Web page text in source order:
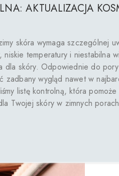
AKTUALIZACJA
skóra wymaga szczególnej
niskie temperatury i niestabilna
dla skóry. Odpowiednie do
zadbany wygląd nawet w
listę kontrolną, która
Twojej skóry w zimnych